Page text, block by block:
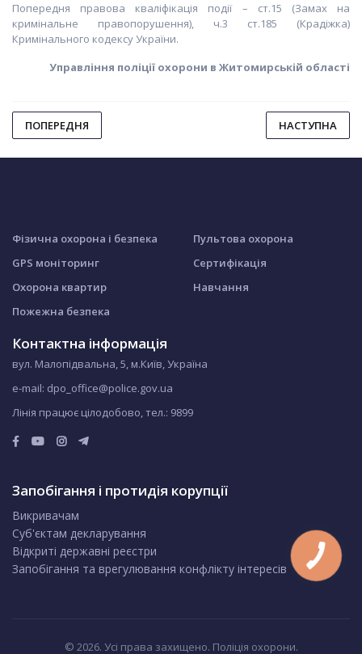
Попередня правова кваліфікація події – ст.15 (Замах на
кримінальне правопорушення), ч.3 ст.185 (Крадіжка)
Кримінального кодексу України.
Управління поліції охорони в Житомирській області
ПОПЕРЕДНЯ НАСТУПНА
Фізична охорона і безпека
GPS моніторинг
Охорона квартир
Пожежна безпека
Пультова охорона
Сертифікація
Навчання
Контактна інформація
вул. Малопідвальна, 5, м.Київ, Україна
e-mail: dpo_office@police.gov.ua
Лінія працює цілодобово, тел.: 9899
Запобігання і протидія корупції
Викривачам
Суб'єктам декларування
Відкриті державні реєстри
Запобігання та врегулювання конфлікту інтересів
© 2026. Усі права захищено. Поліція охорони.